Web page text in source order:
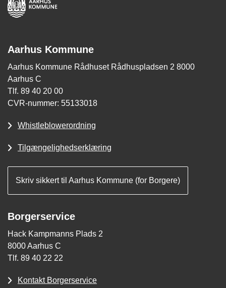
Aarhus Kommune
Aarhus Kommune Rådhuset Rådhuspladsen 2 8000
Aarhus C
Tlf. 89 40 20 00
CVR-nummer: 55133018
Whistleblowerordning
Tilgængelighedserklæring
Skriv sikkert til Aarhus Kommune (for Borgere)
Borgerservice
Hack Kampmanns Plads 2
8000 Aarhus C
Tlf. 89 40 22 22
Kontakt Borgerservice